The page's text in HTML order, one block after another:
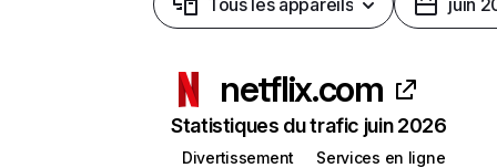
Tous les appareils juin
netflix.com
Statistiques du trafic juin 2026
Divertissement
Services en ligne